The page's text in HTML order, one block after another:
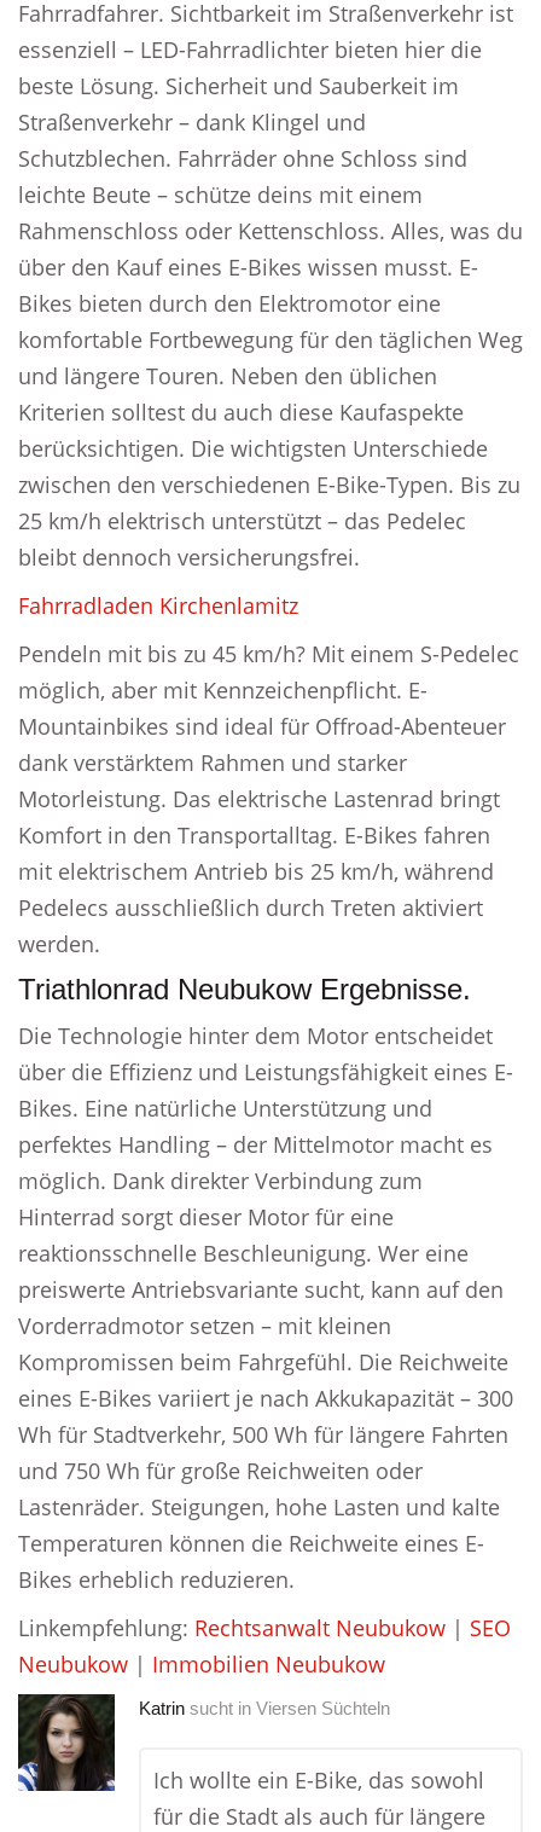
Fahrradfahrer. Sichtbarkeit im Straßenverkehr ist
essenziell – LED-Fahrradlichter bieten hier die
beste Lösung. Sicherheit und Sauberkeit im
Straßenverkehr – dank Klingel und
Schutzblechen. Fahrräder ohne Schloss sind
leichte Beute – schütze deins mit einem
Rahmenschloss oder Kettenschloss. Alles, was du
über den Kauf eines E-Bikes wissen musst. E-
Bikes bieten durch den Elektromotor eine
komfortable Fortbewegung für den täglichen Weg
und längere Touren. Neben den üblichen
Kriterien solltest du auch diese Kaufaspekte
berücksichtigen. Die wichtigsten Unterschiede
zwischen den verschiedenen E-Bike-Typen. Bis zu
25 km/h elektrisch unterstützt – das Pedelec
bleibt dennoch versicherungsfrei.
Fahrradladen Kirchenlamitz
Pendeln mit bis zu 45 km/h? Mit einem S-Pedelec
möglich, aber mit Kennzeichenpflicht. E-
Mountainbikes sind ideal für Offroad-Abenteuer
dank verstärktem Rahmen und starker
Motorleistung. Das elektrische Lastenrad bringt
Komfort in den Transportalltag. E-Bikes fahren
mit elektrischem Antrieb bis 25 km/h, während
Pedelecs ausschließlich durch Treten aktiviert
werden.
Triathlonrad Neubukow Ergebnisse.
Die Technologie hinter dem Motor entscheidet
über die Effizienz und Leistungsfähigkeit eines E-
Bikes. Eine natürliche Unterstützung und
perfektes Handling – der Mittelmotor macht es
möglich. Dank direkter Verbindung zum
Hinterrad sorgt dieser Motor für eine
reaktionsschnelle Beschleunigung. Wer eine
preiswerte Antriebsvariante sucht, kann auf den
Vorderradmotor setzen – mit kleinen
Kompromissen beim Fahrgefühl. Die Reichweite
eines E-Bikes variiert je nach Akkukapazität – 300
Wh für Stadtverkehr, 500 Wh für längere Fahrten
und 750 Wh für große Reichweiten oder
Lastenräder. Steigungen, hohe Lasten und kalte
Temperaturen können die Reichweite eines E-
Bikes erheblich reduzieren.
Linkempfehlung: Rechtsanwalt Neubukow | SEO
Neubukow | Immobilien Neubukow
Katrin sucht in Viersen Süchteln
Ich wollte ein E-Bike, das sowohl
für die Stadt als auch für längere